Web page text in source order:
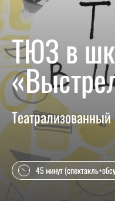
ТЮЗ в
45 минут